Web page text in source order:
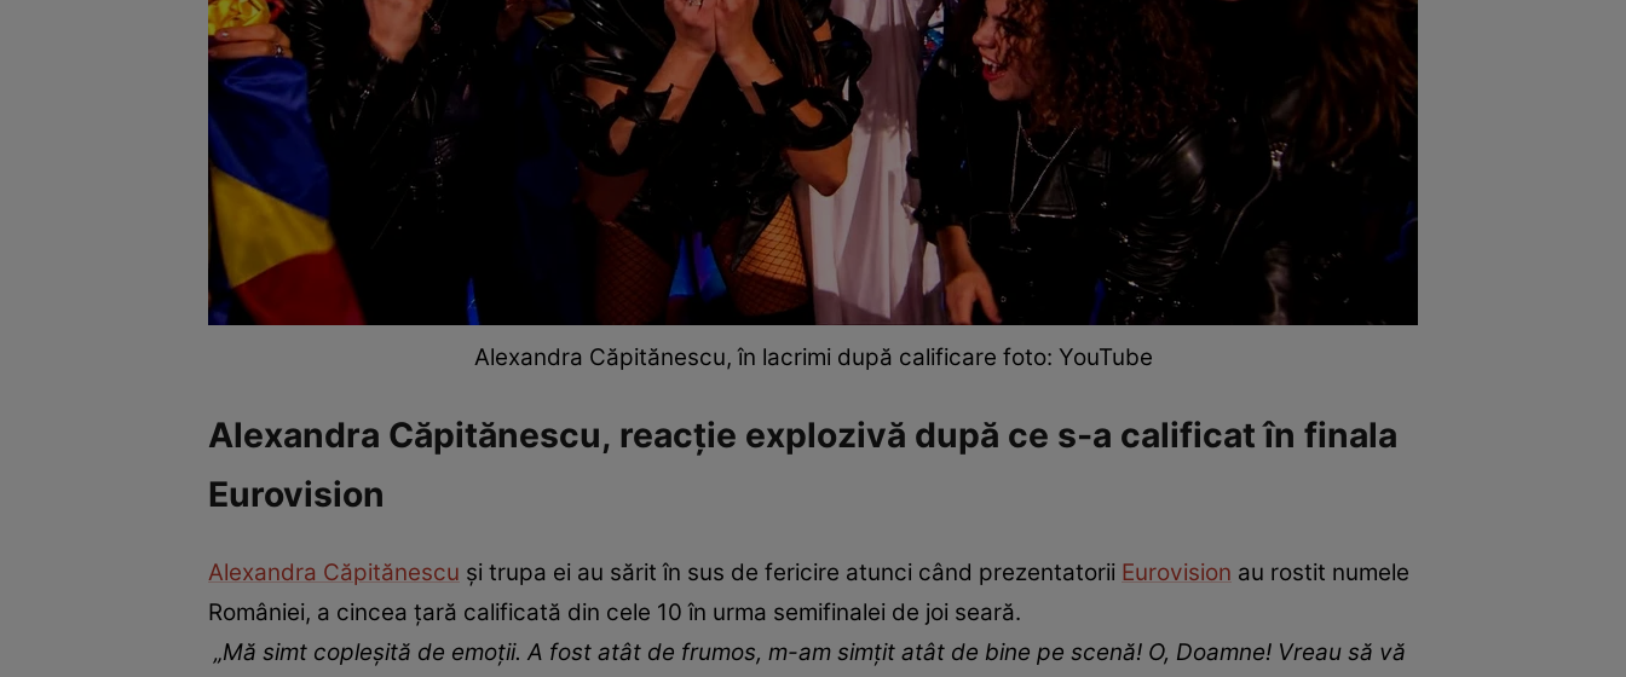
Alexandra Căpitănescu, în lacrimi după calificare foto: YouTube
Alexandra Căpitănescu, reacție explozivă după ce s-a calificat în finala
Eurovision
Alexandra Căpitănescu și trupa ei au sărit în sus de fericire atunci când prezentatorii Eurovision au rostit numele
României, a cincea țară calificată din cele 10 în urma semifinalei de joi seară.
„Mă simt copleșită de emoții. A fost atât de frumos, m-am simțit atât de bine pe scenă! O, Doamne! Vreau să vă